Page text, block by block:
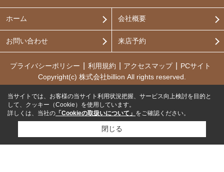
ホーム 会社概要
お問い合わせ 来店予約
プライバシーポリシー 利用規約 アクセスマップ
PCサイト
Copyright(c) 株式会社billion All rights reserved.
当サイトでは、お客様の当サイト利用状況把握、サービス向上検討を目的と
して、クッキー（Cookie）を使用しています。
詳しくは、当社の 「Cookieの取扱いについて」 をご確認ください。
閉じる